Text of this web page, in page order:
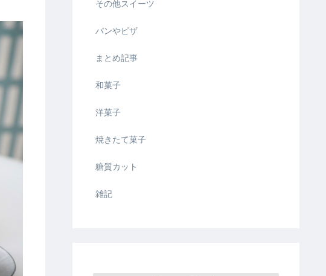
その他スイーツ
パンやピザ
まとめ記事
和菓子
洋菓子
焼きたて菓子
糖質カット
雑記